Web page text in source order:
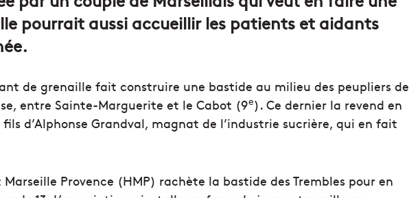
pourrait aussi accueillir les patients et aidants
de grenaille fait construire une bastide au milieu des peupliers de
entre Sainte-Marguerite et le Cabot (9e). Ce dernier la revend en
fils d’Alphonse Grandval, magnat de l’industrie sucrière, qui en fait
Provence (HMP) rachète la bastide des Trembles pour en